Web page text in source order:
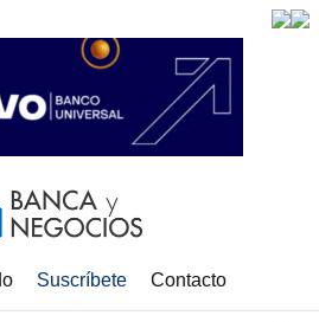
Suscríbete Contacto